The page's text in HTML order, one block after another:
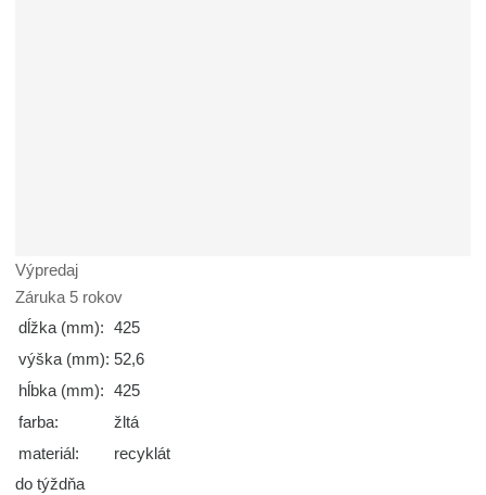
Výpredaj
Záruka 5 rokov
dĺžka (mm): 425
výška (mm): 52,6
hĺbka (mm): 425
farba:
žltá
materiál:
recyklát
do týždňa